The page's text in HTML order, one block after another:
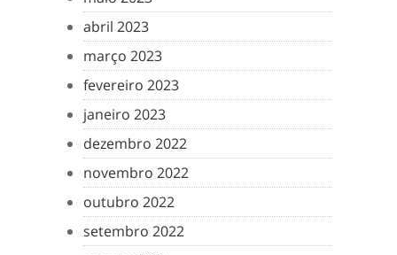
abril 2023
março 2023
fevereiro 2023
janeiro 2023
dezembro 2022
novembro 2022
outubro 2022
setembro 2022